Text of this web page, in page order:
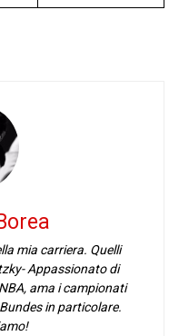
mia carriera. Quelli
Appassionato di
ama i campionati
in particolare.